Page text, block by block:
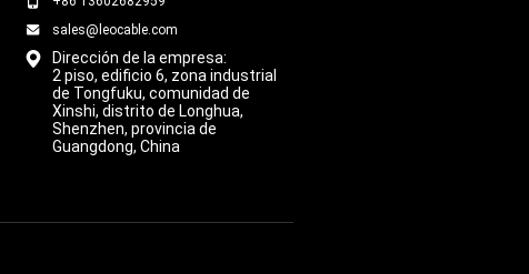
sales@leocable.com
Dirección de la empresa:
2 piso, edificio 6, zona industrial
de Tongfuku, comunidad de
Xinshi, distrito de Longhua,
Shenzhen, provincia de
Guangdong, China